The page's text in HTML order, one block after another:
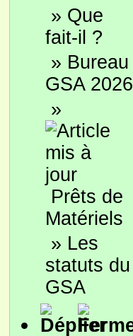
» Que
fait-il ?
» Bureau
GSA 2026
»
Prêts de
Matériels
» Les
statuts du
GSA